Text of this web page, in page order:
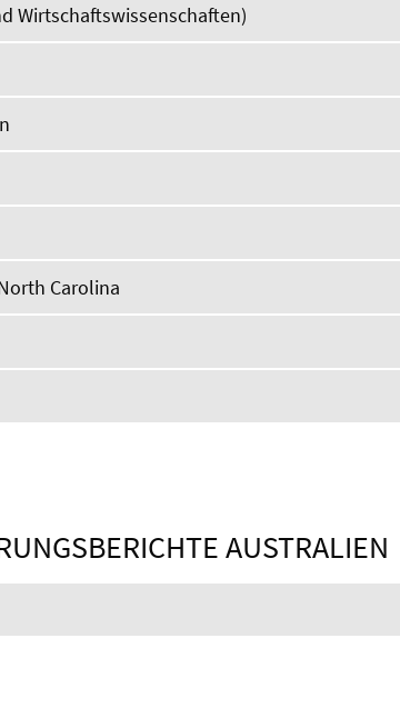
Wirtschaftswissenschaften)
Carolina
AUSTRALIEN